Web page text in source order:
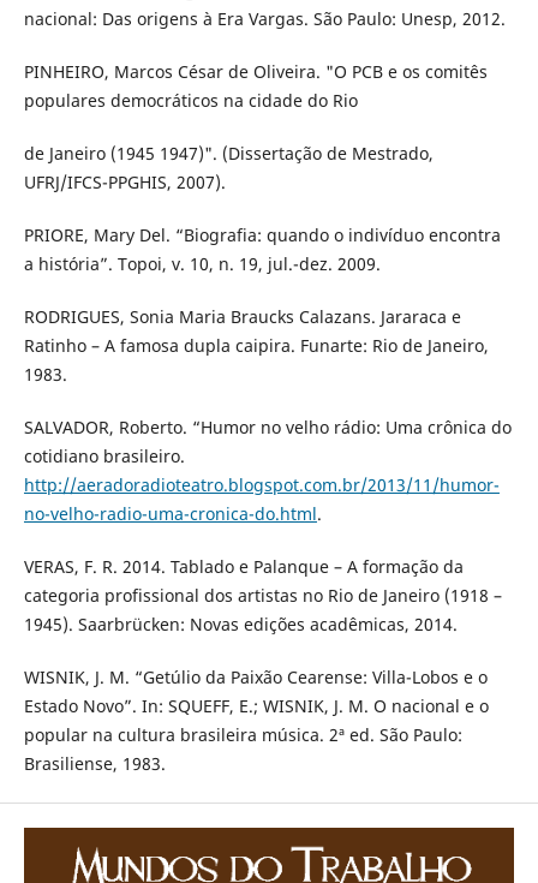
nacional: Das origens à Era Vargas. São Paulo: Unesp, 2012.
PINHEIRO, Marcos César de Oliveira. "O PCB e os comitês
populares democráticos na cidade do Rio
de Janeiro (1945 1947)". (Dissertação de Mestrado,
UFRJ/IFCS-PPGHIS, 2007).
PRIORE, Mary Del. “Biografia: quando o indivíduo encontra
a história”. Topoi, v. 10, n. 19, jul.-dez. 2009.
RODRIGUES, Sonia Maria Braucks Calazans. Jararaca e
Ratinho – A famosa dupla caipira. Funarte: Rio de Janeiro,
1983.
SALVADOR, Roberto. “Humor no velho rádio: Uma crônica do
cotidiano brasileiro.
http://aeradoradioteatro.blogspot.com.br/2013/11/humor-
no-velho-radio-uma-cronica-do.html.
VERAS, F. R. 2014. Tablado e Palanque – A formação da
categoria profissional dos artistas no Rio de Janeiro (1918 –
1945). Saarbrücken: Novas edições acadêmicas, 2014.
WISNIK, J. M. “Getúlio da Paixão Cearense: Villa-Lobos e o
Estado Novo”. In: SQUEFF, E.; WISNIK, J. M. O nacional e o
popular na cultura brasileira música. 2ª ed. São Paulo:
Brasiliense, 1983.